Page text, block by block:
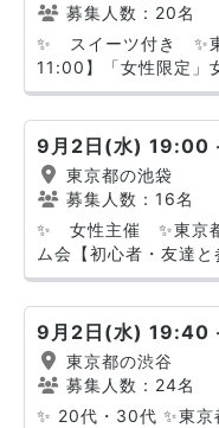
募集人数：20名
✨ スイーツ付き ✨
11:00】「女性限定」
9月2日(水) 19:00
東京都の池袋
募集人数：16名
✨ 女性主催 ✨東京
ム会【初心者・友達と
9月2日(水) 19:40
東京都の渋谷
募集人数：24名
✨ 20代・30代 ✨東